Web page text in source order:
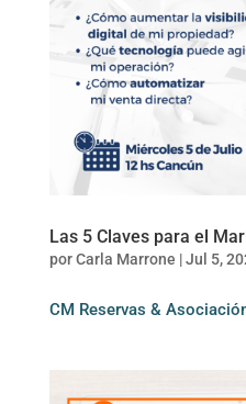
Las 5 Claves para el
porCarla Marrone |Jul 5,
CM Reservas &